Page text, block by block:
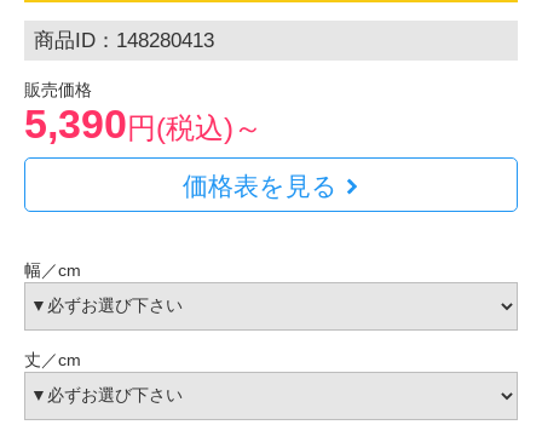
商品ID：148280413
販売価格
5,390円(税込)～
価格表を見る
幅／cm
丈／cm